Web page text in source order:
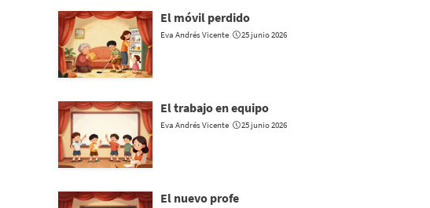
El móvil perdido
Eva Andrés Vicente 25 junio 2026
El trabajo en equipo
Eva Andrés Vicente 25 junio 2026
El nuevo profe